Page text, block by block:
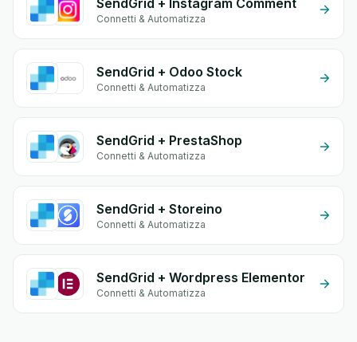
SendGrid + Instagram Comment
Connetti & Automatizza
SendGrid + Odoo Stock
Connetti & Automatizza
SendGrid + PrestaShop
Connetti & Automatizza
SendGrid + Storeino
Connetti & Automatizza
SendGrid + Wordpress Elementor
Connetti & Automatizza